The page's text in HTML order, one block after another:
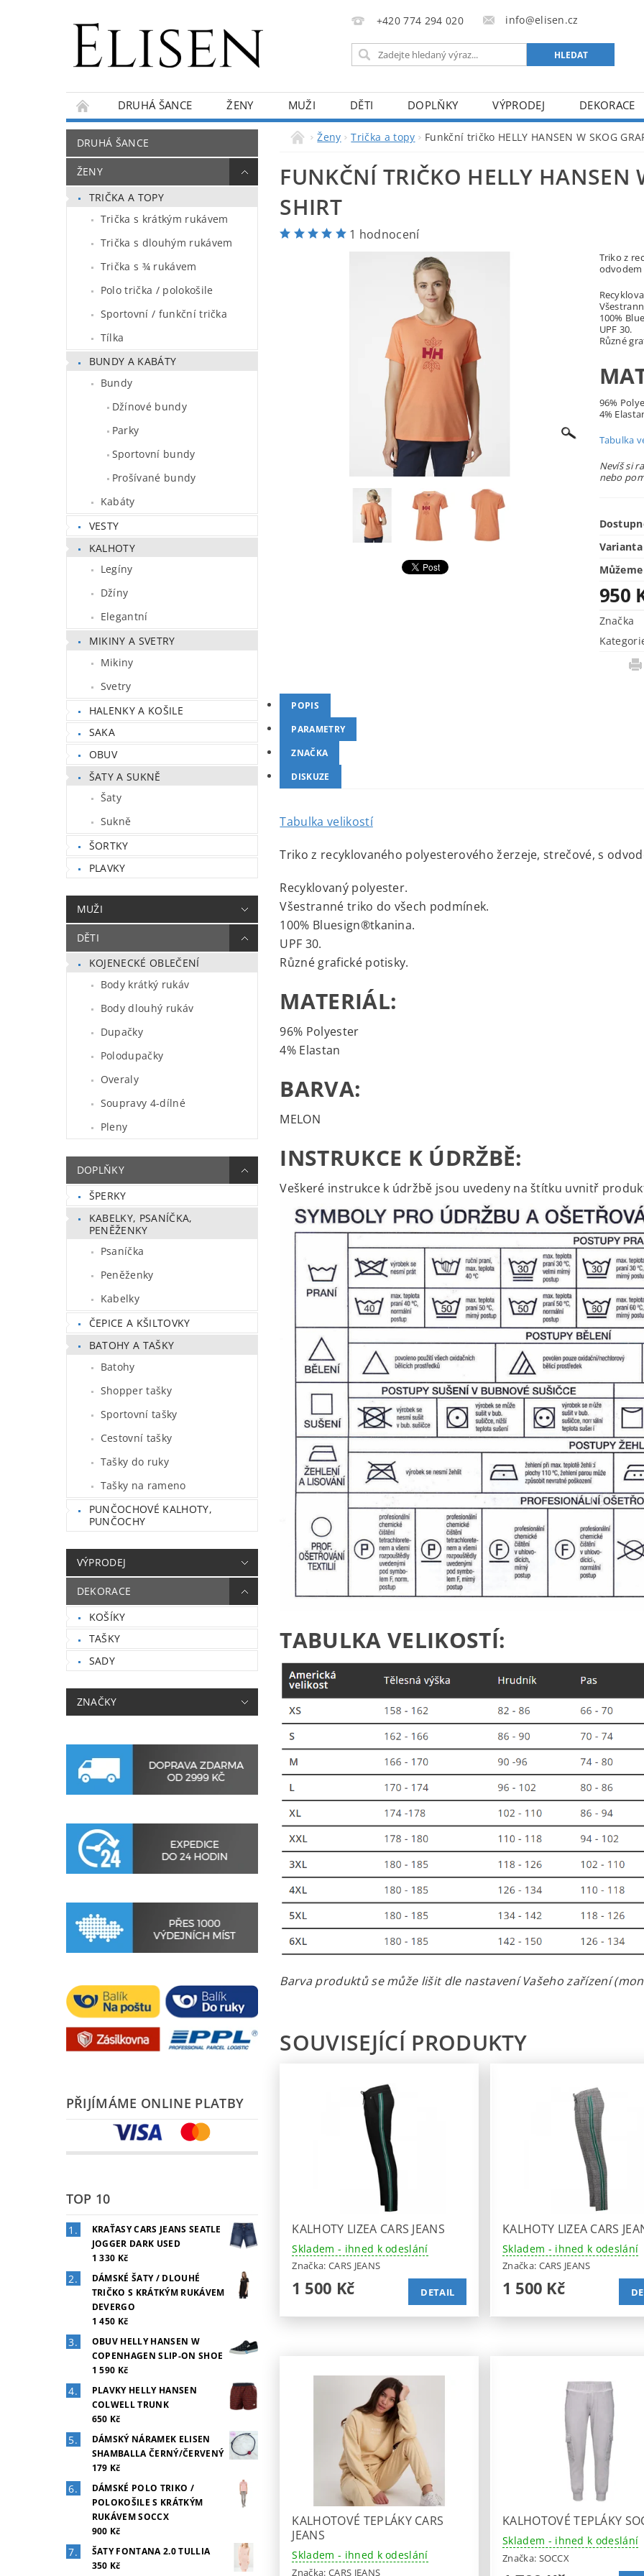
+420 774 294 020 info@elisen.cz
DRUHÁ ŠANCE ŽENY MUŽI DĚTI DOPLŇKY VÝPRODEJ
DEKORACE
KONTAKTY
O NÁS BLOG
DRUHÁ ŠANCE
ŽENY
TRIČKA A TOPY
Trička s krátkým rukávem
Trička s dlouhým rukávem
Trička s ¾ rukávem
Polo trička / polokošile
Sportovní / funkční trička
Tílka
BUNDY A KABÁTY
Bundy
Džínové bundy
Parky
Sportovní bundy
Prošívané bundy
Kabáty
VESTY
KALHOTY
Legíny
Džíny
Elegantní
MIKINY A SVETRY
Mikiny
Svetry
HALENKY A KOŠILE
SAKA
OBUV
ŠATY A SUKNĚ
Šaty
Sukně
ŠORTKY
PLAVKY
MUŽI
DĚTI
KOJENECKÉ OBLEČENÍ
Body krátký rukáv
Body dlouhý rukáv
Dupačky
Polodupačky
Overaly
Soupravy 4-dílné
Pleny
DOPLŇKY
ŠPERKY
KABELKY, PSANÍČKA,
PENĚŽENKY
Psaníčka
Peněženky
Kabelky
ČEPICE A KŠILTOVKY
BATOHY A TAŠKY
Batohy
Shopper tašky
Sportovní tašky
Cestovní tašky
Tašky do ruky
Tašky na rameno
PUNČOCHOVÉ KALHOTY,
PUNČOCHY
VÝPRODEJ
DEKORACE
KOŠÍKY
TAŠKY
SADY
ZNAČKY
PŘIJÍMÁME ONLINE PLATBY
TOP 10
KRAŤASY CARS JEANS SEATLE
JOGGER DARK USED
1 330 Kč
DÁMSKÉ ŠATY / DLOUHÉ
TRIČKO S KRÁTKÝM RUKÁVEM
DEVERGO
1 450 Kč
OBUV HELLY HANSEN W
COPENHAGEN SLIP-ON SHOE
1 590 Kč
PLAVKY HELLY HANSEN
COLWELL TRUNK
650 Kč
DÁMSKÝ NÁRAMEK ELISEN
SHAMBALLA ČERNÝ/ČERVENÝ
179 Kč
DÁMSKÉ POLO TRIKO /
POLOKOŠILE S KRÁTKÝM
RUKÁVEM SOCCX
900 Kč
ŠATY FONTANA 2.0 TULLIA
350 Kč
Ženy Trička a topy Funkční tričko HELLY HANSEN W SKOG
FUNKČNÍ TRIČKO HELLY HANSEN
SHIRT
1 hodnocení
Triko z
100%
UPF 30.
Různé
96%
4%
Tabulka
Nevíš si
nebo
Varianta
950
Značka
POPIS
PARAMETRY
ZNAČKA
DISKUZE
Tabulka velikostí
Triko z recyklovaného polyesterového žerzeje, strečové, s
Recyklovaný polyester.
Všestranné triko do všech podmínek.
100% Bluesign®tkanina.
UPF 30.
Různé grafické potisky.
MATERIÁL:
96% Polyester
4% Elastan
BARVA:
MELON
INSTRUKCE K ÚDRŽBĚ:
Veškeré instrukce k údržbě jsou uvedeny na štítku uvnitř
TABULKA VELIKOSTÍ:
Barva produktů se může lišit dle nastavení Vašeho zařízení
SOUVISEJÍCÍ PRODUKTY
KALHOTY LIZEA CARS JEANS
Skladem - ihned k odeslání
Značka: CARS JEANS
1 500 Kč DETAIL
KALHOTY LIZEA CARS
Skladem - ihned k odeslání
Značka: CARS JEANS
1 500 Kč
KALHOTOVÉ TEPLÁKY CARS
JEANS
Skladem - ihned k odeslání
Značka: CARS JEANS
KALHOTOVÉ TEPLÁKY
Skladem - ihned k odeslání
Značka: SOCCX